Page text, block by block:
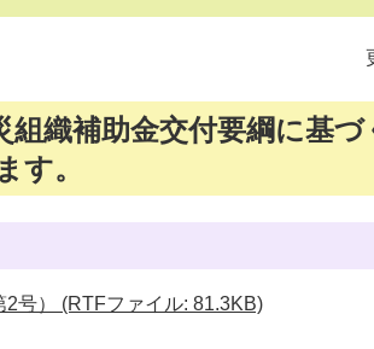
組織補助金交付要綱に基
す。
号） (RTFファイル: 81.3KB)